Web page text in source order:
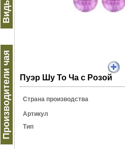
Производители чая Пуэр Шу То Ча с Розой
Страна производства
Артикул
Тип